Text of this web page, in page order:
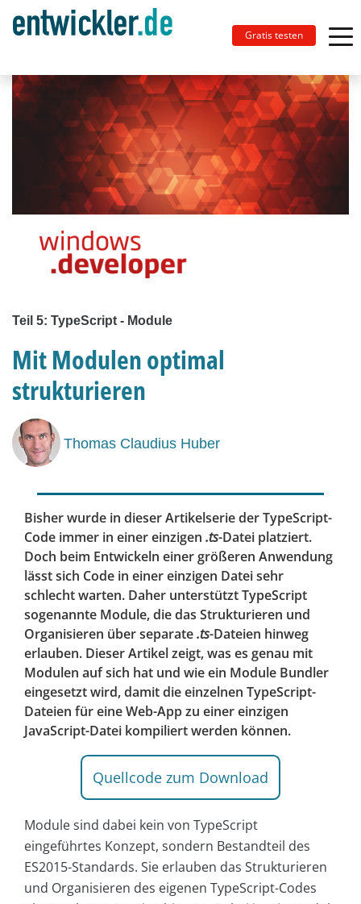
Gratis testen
Teil 5: TypeScript - Module
Mit Modulen optimal
strukturieren
Thomas Claudius Huber
Bisher wurde in dieser Artikelserie der TypeScript-
Code immer in einer einzigen .ts-Datei platziert.
Doch beim Entwickeln einer größeren Anwendung
lässt sich Code in einer einzigen Datei sehr
schlecht warten. Daher unterstützt TypeScript
sogenannte Module, die das Strukturieren und
Organisieren über separate.ts-Dateien hinweg
erlauben. Dieser Artikel zeigt, was es genau mit
Modulen auf sich hat und wie ein Module Bundler
eingesetzt wird, damit die einzelnen TypeScript-
Dateien für eine Web-App zu einer einzigen
JavaScript-Datei kompiliert werden können.
Quellcode zum Download
Module sind dabei kein von TypeScript
eingeführtes Konzept, sondern Bestandteil des
ES2015-Standards. Sie erlauben das Strukturieren
und Organisieren des eigenen TypeScript-Codes